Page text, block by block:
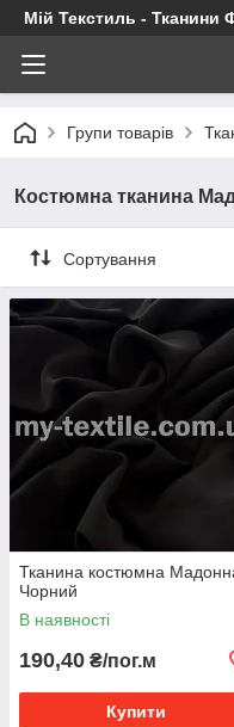
Мій Текстиль - Тканини
Групи товарів
Костюмна тканина
Сортування
Тканина костюмна
Чорний
В наявності
190,40 ₴/пог.м
Купити